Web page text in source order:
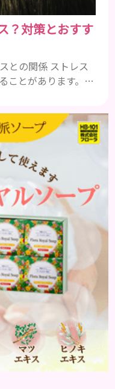
？対策とおすす
との関係 ストレス
ことがあります。頭
交感神経が優位に
量が増えて炎症が起
不良になり栄養が行
頭皮の健康に大切
い状態は、アトピ